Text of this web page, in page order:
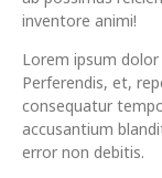
inventore animi!
Lorem ipsum
Perferendis, et,
consequatur
accusantium
error non debitis.